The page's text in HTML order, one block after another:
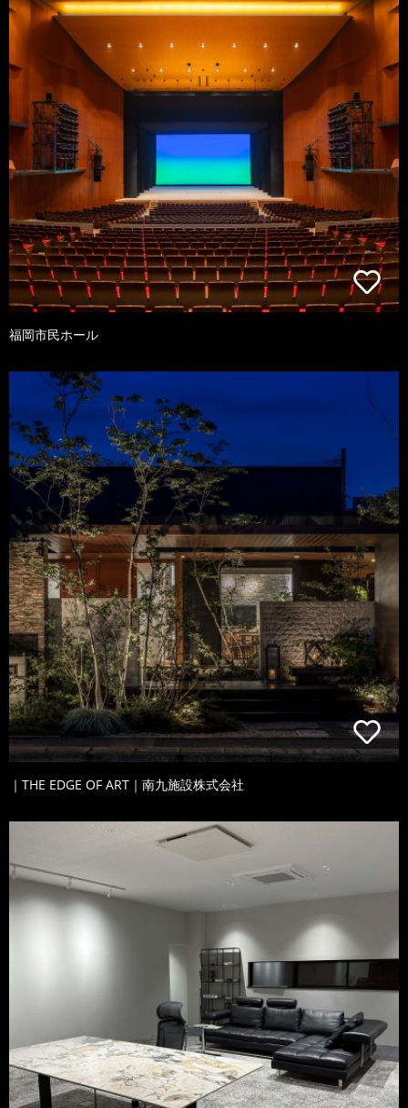
福岡市民ホール
｜THE EDGE OF ART｜南九施設株式会社